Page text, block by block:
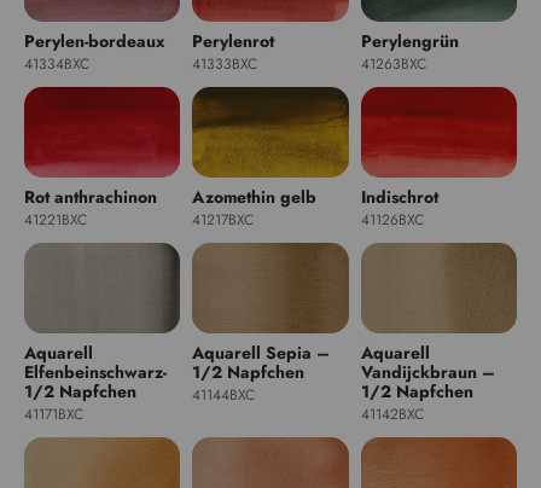
Perylen-bordeaux
41334BXC
Perylenrot
41333BXC
Perylengrün
41263BXC
Rot anthrachinon
41221BXC
Azomethin gelb
41217BXC
Indischrot
41126BXC
Aquarell
Elfenbeinschwarz-
1/2 Napfchen
41171BXC
Aquarell Sepia –
1/2 Napfchen
41144BXC
Aquarell
Vandijckbraun –
1/2 Napfchen
41142BXC